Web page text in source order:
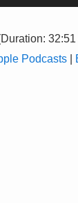
Podcasts